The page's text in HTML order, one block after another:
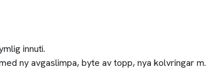
innuti.
ny avgaslimpa, byte av topp, nya kolvringar